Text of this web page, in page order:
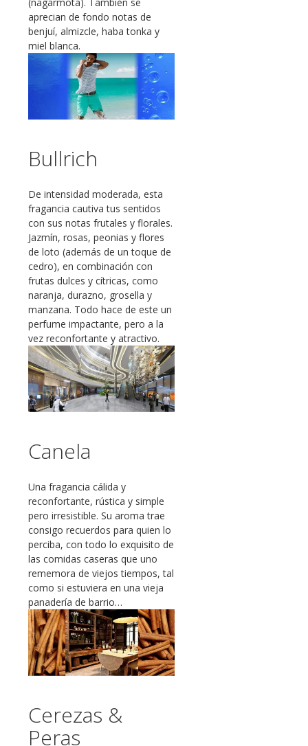
aprecian de fondo notas de
benjuí, almizcle, haba tonka y
miel blanca.
Bullrich
De intensidad moderada, esta
fragancia cautiva tus sentidos
con sus notas frutales y florales.
Jazmín, rosas, peonias y flores
de loto (además de un toque de
cedro), en combinación con
frutas dulces y cítricas, como
naranja, durazno, grosella y
manzana. Todo hace de este un
perfume impactante, pero a la
vez reconfortante y atractivo.
Canela
Una fragancia cálida y
reconfortante, rústica y simple
pero irresistible. Su aroma trae
consigo recuerdos para quien lo
perciba, con todo lo exquisito de
las comidas caseras que uno
rememora de viejos tiempos, tal
como si estuviera en una vieja
panadería de barrio…
Cerezas &
Peras